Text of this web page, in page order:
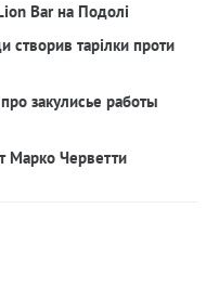
Bar на Подолі
створив тарілки проти
закулисье работы
Марко Черветти